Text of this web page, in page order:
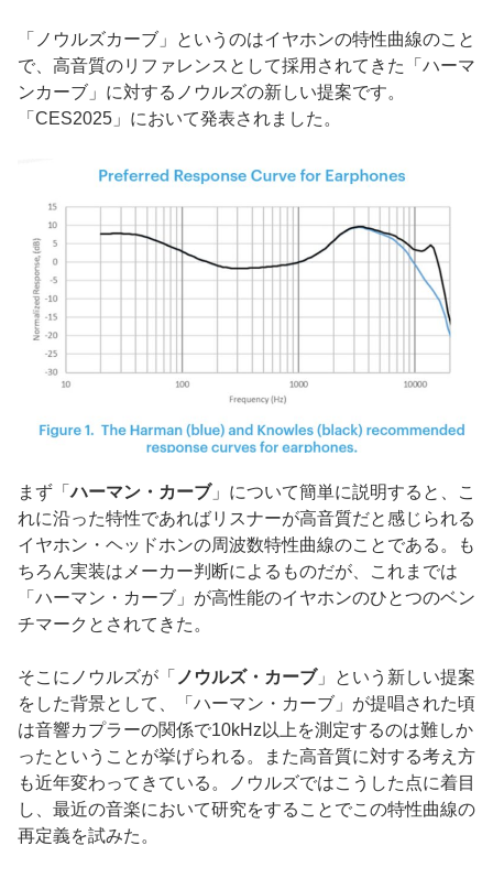
「ノウルズカーブ」というのはイヤホンの特性曲線のこと
で、高音質のリファレンスとして採用されてきた「ハーマ
ンカーブ」に対するノウルズの新しい提案です。
「CES2025」において発表されました。
まず「ハーマン・カーブ」について簡単に説明すると、こ
れに沿った特性であればリスナーが高音質だと感じられる
イヤホン・ヘッドホンの周波数特性曲線のことである。も
ちろん実装はメーカー判断によるものだが、これまでは
「ハーマン・カーブ」が高性能のイヤホンのひとつのベン
チマークとされてきた。
そこにノウルズが「 ノウルズ・カーブ」という新しい提案
をした背景として、「ハーマン・カーブ」が提唱された頃
は音響カプラーの関係で10kHz以上を測定するのは難しか
ったということが挙げられる。また高音質に対する考え方
も近年変わってきている。ノウルズではこうした点に着目
し、最近の音楽において研究をすることでこの特性曲線の
再定義を試みた。